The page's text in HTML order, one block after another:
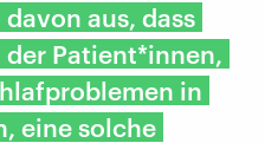
aus, dass
der Patient*innen,
in
eine solche